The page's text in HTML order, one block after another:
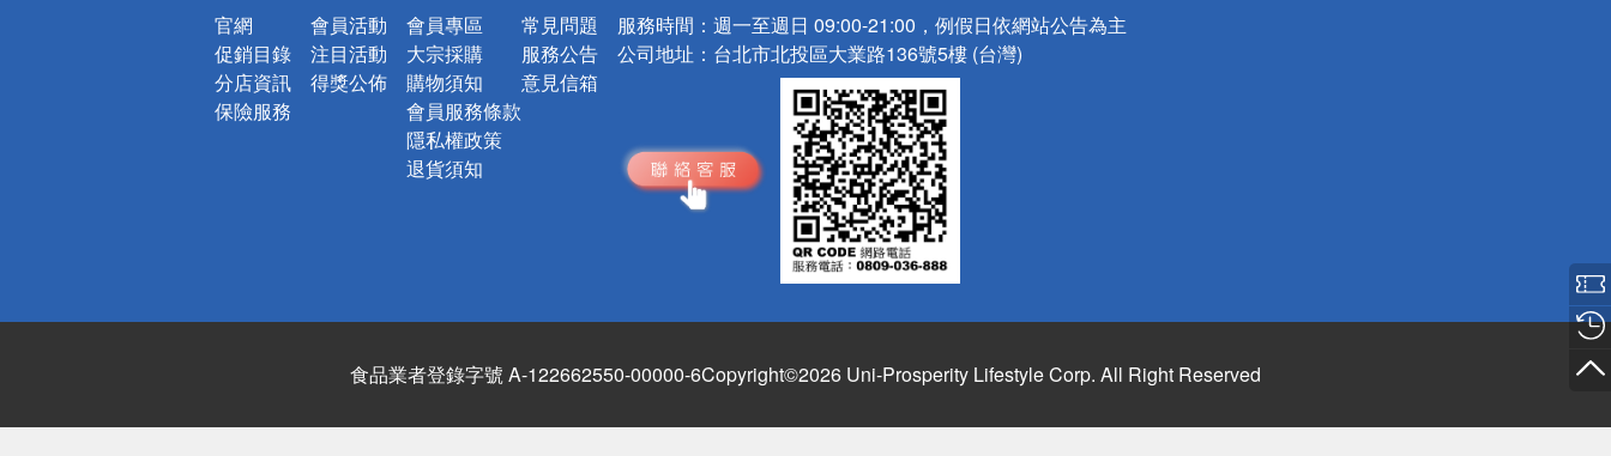
官網
促銷目錄
分店資訊
保險服務
會員活動
注目活動
得獎公佈
會員專區
大宗採購
購物須知
會員服務條款
隱私權政策
退貨須知
常見問題
服務公告
意見信箱
服務時間： 週一至週日 09:00-21:00，例假日依網站公告為主
公司地址： 台北市北投區大業路136號5樓 (台灣)
食品業者登錄字號 A-122662550-00000-6Copyright©2026 Uni-Prosperity Lifestyle Corp. All Right Reserved